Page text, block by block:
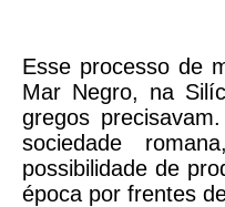
Esse processo de
Mar Negro, na
gregos
sociedade
possibilidade de
época por frentes